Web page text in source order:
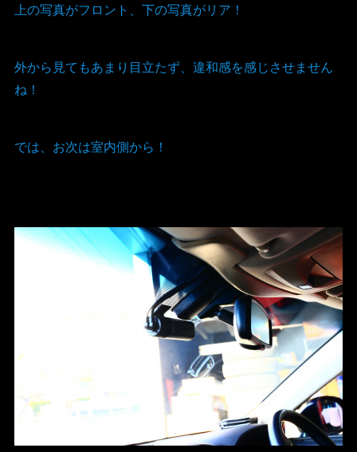
上の写真がフロント、下の写真がリア！
外から見てもあまり目立たず、違和感を感じさせません
ね！
では、お次は室内側から！